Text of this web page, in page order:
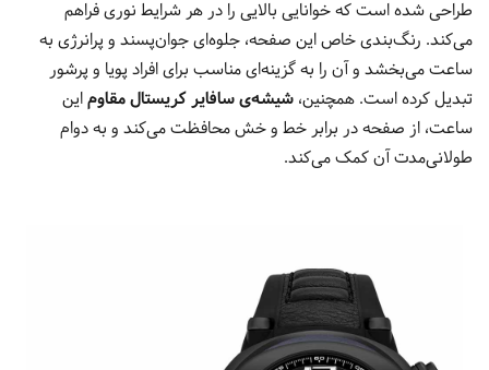
طراحی شده است که خوانایی بالایی را در هر شرایط نوری فراهم
می‌کند. رنگ‌بندی خاص این صفحه، جلوه‌ای جوان‌پسند و پرانرژی به
ساعت می‌بخشد و آن را به گزینه‌ای مناسب برای افراد پویا و پرشور
تبدیل کرده است. همچنین، شیشه‌ی سافایر کریستال مقاوماین
ساعت، از صفحه در برابر خط و خش محافظت می‌کند و به دوام
طولانی‌مدت آن کمک می‌کند.